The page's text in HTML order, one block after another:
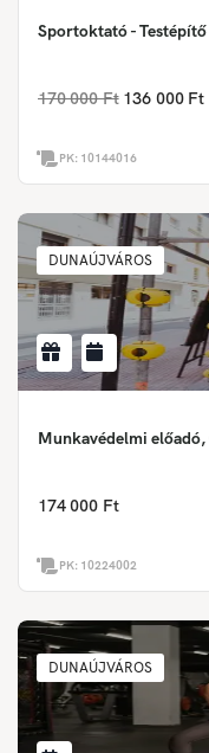
Sportoktató - Testépítő
170 000 Ft 136 000 Ft
PK: 10144016
DUNAÚJVÁROS
Munkavédelmi
174 000 Ft
PK: 10224002
DUNAÚJVÁROS